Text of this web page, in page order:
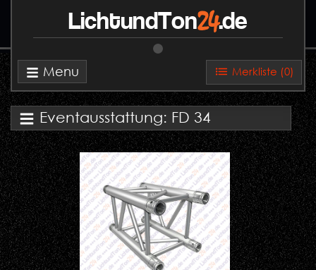
Merkliste (0)
Menu
LichtundTon24.de
Eventausstattung: FD 34